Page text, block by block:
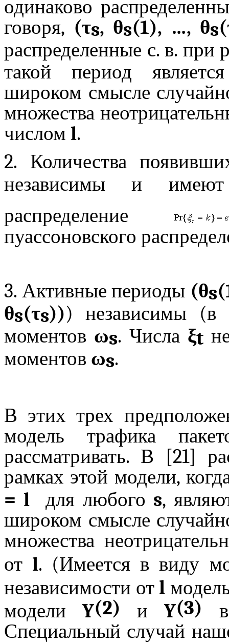
одинаково
говоря, (τs, θs(1), …, θs
распределенные с. в. при
такой период
широком смысле
множества
числом l.
2. Количества
независимы и имеют
распределение
пуассоновского
3. Активные периоды (θs
θs(τs))) независимы (в
моментов ωs. Числа ξt
моментов ωs.
В этих трех
модель трафика
рассматривать. В [21]
рамках этой модели,
= l для любого s,
широком смысле
множества
от l. (Имеется в виду
независимости от l
моделиY(2) иY(3)
Специальный случай